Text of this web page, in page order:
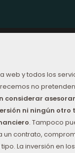
web y todos los
no
considerar
ni ningún otro
. Tampoco
un contrato,
La inversión en los